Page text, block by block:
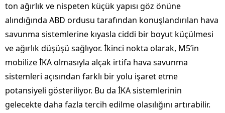
ton ağırlık ve nispeten küçük yapısı göz önüne
alındığında ABD ordusu tarafından konuşlandırılan hava
savunma sistemlerine kıyasla ciddi bir boyut küçülmesi
ve ağırlık düşüşü sağlıyor. İkinci nokta olarak, M5’in
mobilize İKA olmasıyla alçak irtifa hava savunma
sistemleri açısından farklı bir yolu işaret etme
potansiyeli gösteriliyor. Bu da İKA sistemlerinin
gelecekte daha fazla tercih edilme olasılığını artırabilir.